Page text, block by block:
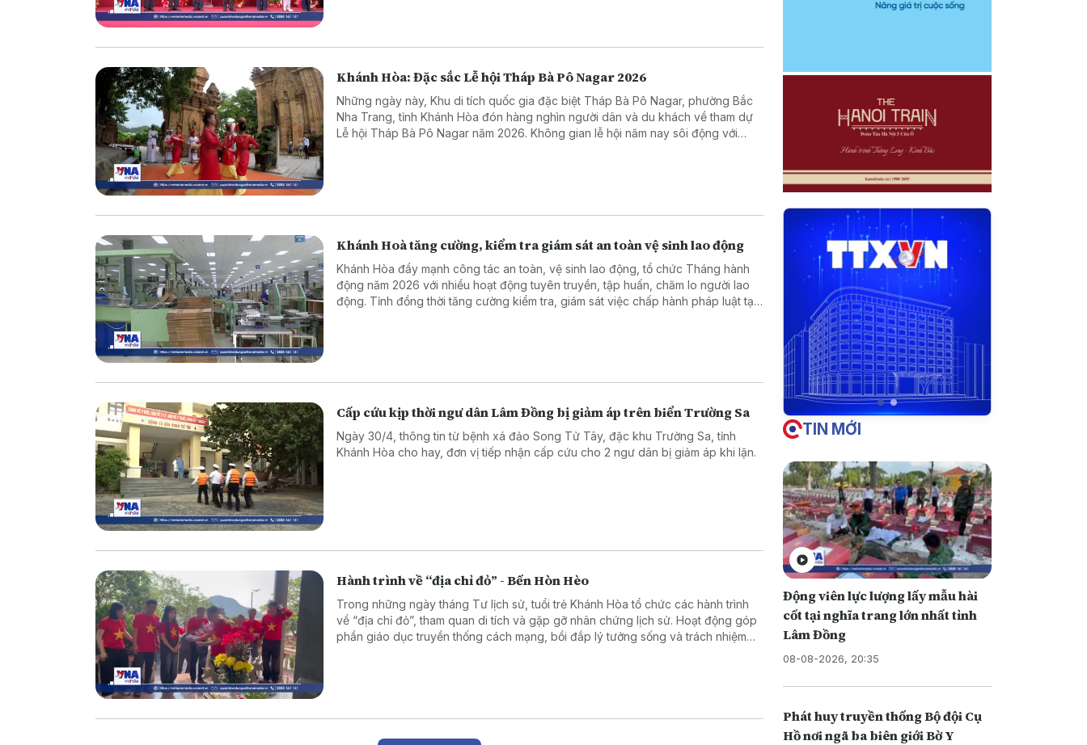
Khánh Hòa: Đặc sắc Lễ hội Tháp Bà Pô Nagar 2026
Những ngày này, Khu di tích quốc gia đặc biệt Tháp Bà Pô Nagar, phường Bắc
Nha Trang, tỉnh Khánh Hòa đón hàng nghìn người dân và du khách về tham dự
Lễ hội Tháp Bà Pô Nagar năm 2026. Không gian lễ hội năm nay sôi động với
Khánh Hoà tăng cường, kiểm tra giám sát an toàn vệ sinh lao động
Khánh Hòa đẩy mạnh công tác an toàn, vệ sinh lao động, tổ chức Tháng hành
động năm 2026 với nhiều hoạt động tuyên truyền, tập huấn, chăm lo người lao
động. Tỉnh đồng thời tăng cường kiểm tra, giám sát việc chấp hành pháp luật tại
Cấp cứu kịp thời ngư dân Lâm Đồng bị giảm áp trên biển Trường Sa
Ngày 30/4, thông tin từ bệnh xá đảo Song Tử Tây, đặc khu Trường Sa, tỉnh
Khánh Hòa cho hay, đơn vị tiếp nhận cấp cứu cho 2 ngư dân bị giảm áp khi lặn.
Hành trình về “địa chỉ đỏ” - B ến Hòn Hèo
Trong những ngày tháng Tư lịch sử, tuổi trẻ Khánh Hòa tổ chức các hành trình
về “địa chỉ đỏ”, tham quan di tích và gặp gỡ nhân chứng lịch sử. Hoạt động góp
phần giáo dục truyền thống cách mạng, bồi đắp lý tưởng sống và trách nhiệm
TIN MỚI
Động viên lực lượng lấy mẫu hài
cốt tại nghĩa trang lớn nhất tỉnh
Lâm Đồng
08-08-2026, 20:35
Phát huy truyền thống Bộ đội Cụ
Hồ nơi ngã ba biên giới Bờ Y